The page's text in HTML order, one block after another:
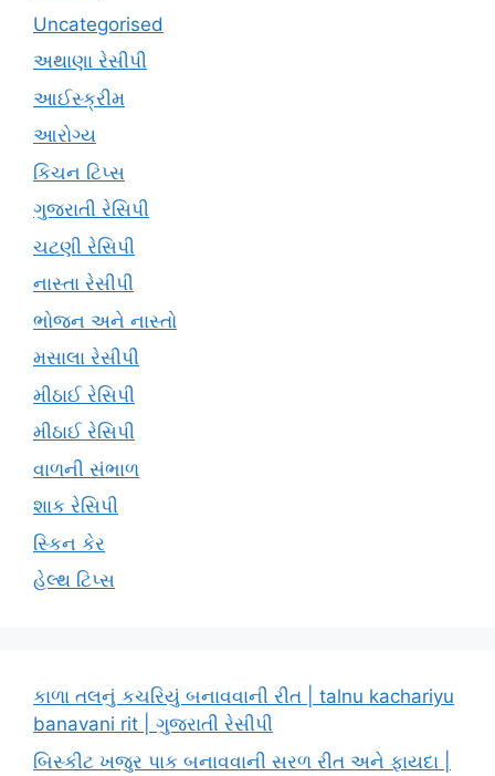
Uncategorised
અથાણા રેસીપી
આઈસ્ક્રીમ
આરોગ્ય
કિચન ટિપ્સ
ગુજરાતી રેસિપી
ચટણી રેસિપી
નાસ્તા રેસીપી
ભોજન અને નાસ્તો
મસાલા રેસીપી
મીઠાઈ રેસિપી
મીઠાઈ રેસિપી
વાળની સંભાળ
શાક રેસિપી
સ્કિન કેર
હેલ્થ ટિપ્સ
કાળા તલનું કચરિયું બનાવવાની રીત | talnu kachariyu
banavani rit | ગુજરાતી રેસીપી
બિસ્કીટ ખજુર પાક બનાવવાની સરળ રીત અને ફાયદા |